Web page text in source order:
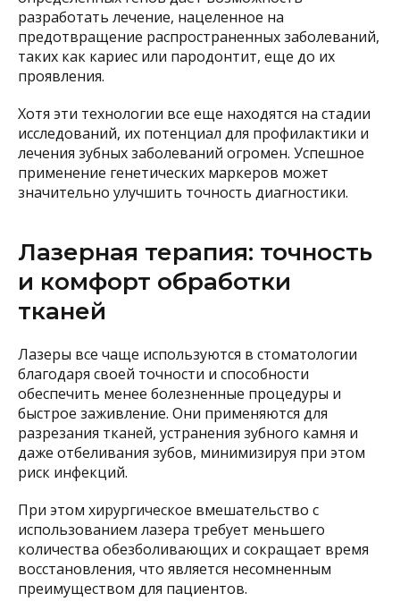
разработать лечение, нацеленное на
предотвращение распространенных заболеваний,
таких как кариес или пародонтит, еще до их
проявления.
Хотя эти технологии все еще находятся на стадии
исследований, их потенциал для профилактики и
лечения зубных заболеваний огромен. Успешное
применение генетических маркеров может
значительно улучшить точность диагностики.
Лазерная терапия: точность
и комфорт обработки
тканей
Лазеры все чаще используются в стоматологии
благодаря своей точности и способности
обеспечить менее болезненные процедуры и
быстрое заживление. Они применяются для
разрезания тканей, устранения зубного камня и
даже отбеливания зубов, минимизируя при этом
риск инфекций.
При этом хирургическое вмешательство с
использованием лазера требует меньшего
количества обезболивающих и сокращает время
восстановления, что является несомненным
преимуществом для пациентов.